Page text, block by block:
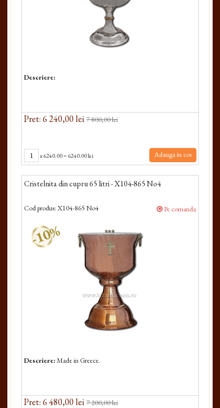
Descriere:
Pret: 6 240,00 lei 7 800,00 lei
x6240.00= 6240.00 lei Adauga in cos
Cristelnita din cupru 65 litri - X104-865 No4
Cod produs: X104-865 No4 Pe comanda
-10%
Descriere: Made in Greece.
Pret: 6 480,00 lei 7 200,00 lei